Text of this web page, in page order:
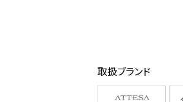
取扱ブランド